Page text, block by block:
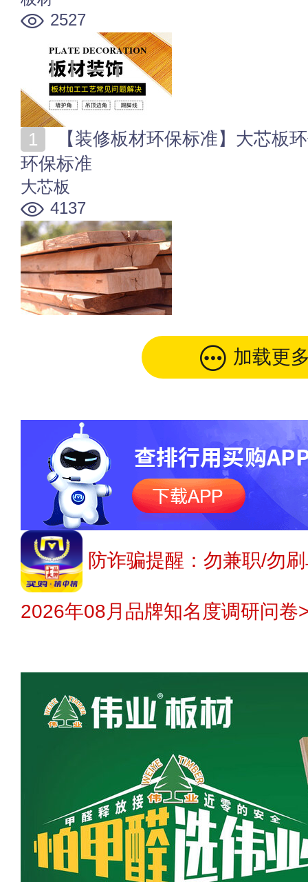
2527
环保标准
大芯板
4137
加载更
防诈骗提醒：勿兼职/勿
2026年08月品牌知名度调研问卷